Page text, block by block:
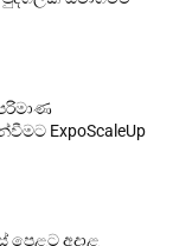
ExpoScaleUp
පෙළට අදාළ